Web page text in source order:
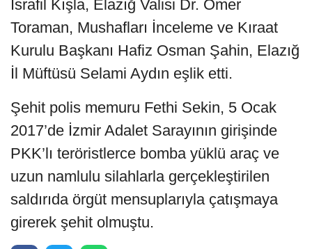
İsrafil Kışla, Elazığ Valisi Dr. Ömer
Toraman, Mushafları İnceleme ve Kıraat
Kurulu Başkanı Hafiz Osman Şahin, Elazığ
İl Müftüsü Selami Aydın eşlik etti.
Şehit polis memuru Fethi Sekin, 5 Ocak
2017’de İzmir Adalet Sarayının girişinde
PKK’lı teröristlerce bomba yüklü araç ve
uzun namlulu silahlarla gerçekleştirilen
saldırıda örgüt mensuplarıyla çatışmaya
girerek şehit olmuştu.